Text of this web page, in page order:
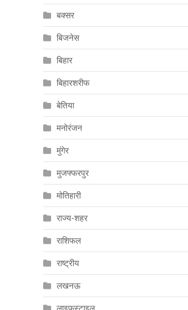
बक्सर
बिजनेस
बिहार
बिहारशरीफ
बेतिया
मनोरंजन
मुंगेर
मुजफ्फरपुर
मोतिहारी
राज्य-शहर
राशिफल
राष्ट्रीय
लखनऊ